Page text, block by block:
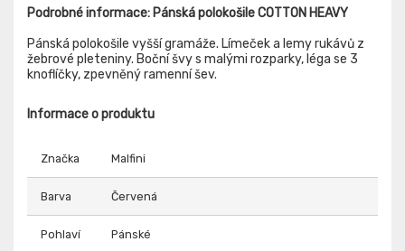
Podrobné informace: Pánská polokošile COTTON HEAVY
Pánská polokošile vyšší gramáže. Límeček a lemy rukávů z
žebrové pleteniny. Boční švy s malými rozparky, léga se 3
knoflíčky, zpevněný ramenní šev.
Informace o produktu
Značka Malfini
Barva Červená
Pohlaví Pánské